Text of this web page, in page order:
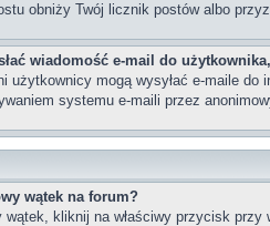
obniży Twój licznik postów albo
wiadomość e-mail do
użytkownicy mogą wysyłać e-maile
systemu e-maili przez
wątek na forum?
kliknij na właściwy przycisk